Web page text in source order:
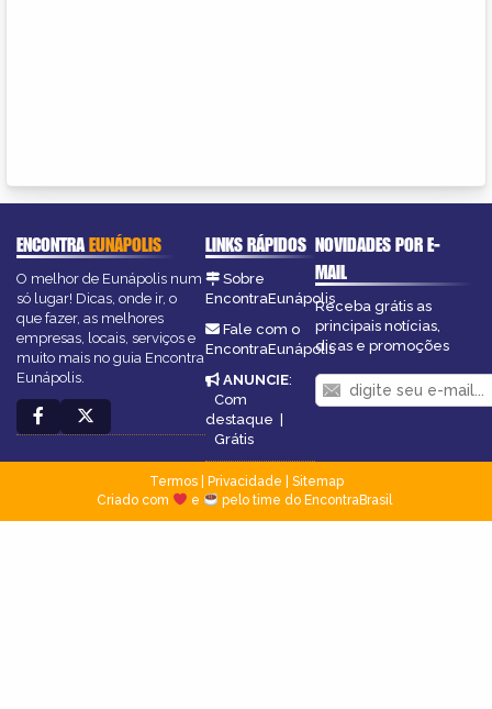
ENCONTRAEUNÁPOLIS
O melhor de Eunápolis num
só lugar! Dicas, onde ir, o
que fazer, as melhores
empresas, locais, serviços e
muito mais no guia Encontra
Eunápolis.
LINKS RÁPIDOS
Sobre
EncontraEunápolis
Fale com o
EncontraEunápolis
ANUNCIE:
Com
destaque |
Grátis
NOVIDADES POR E-
MAIL
Receba grátis as
principais notícias,
dicas e promoções
Termos| Privacidade
Sitemap
Criado com
e pelo time do EncontraBrasil